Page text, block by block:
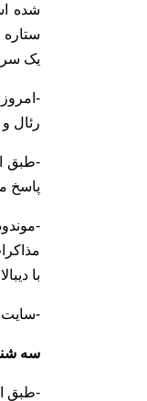
شده
یک
-
رئال
-طبق
پاسخ
-
با
-سایت
سه شنبه 7
-طبق